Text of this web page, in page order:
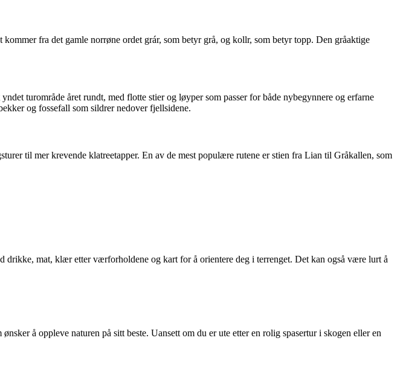
fra det gamle norrøne ordet grár, som betyr grå, og kollr, som betyr topp. Den gråaktige
turområde året rundt, med flotte stier og løyper som passer for både nybegynnere og erfarne
og fossefall som sildrer nedover fjellsidene.
til mer krevende klatreetapper. En av de mest populære rutene er stien fra Lian til Gråkallen, som
mat, klær etter værforholdene og kart for å orientere deg i terrenget. Det kan også være lurt å
å oppleve naturen på sitt beste. Uansett om du er ute etter en rolig spasertur i skogen eller en